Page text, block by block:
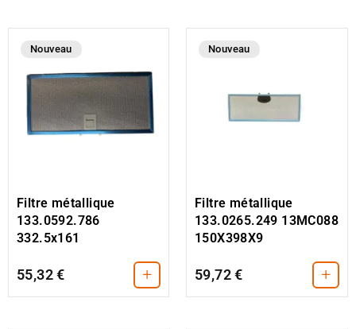
Nouveau
Filtre métallique
133.0592.786
332.5x161
55,32 € +
Nouveau
Filtre métallique
133.0265.249 13MC088
150X398X9
59,72 € +